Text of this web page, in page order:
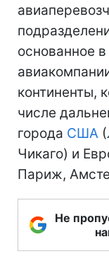
основанное
континенты,
числе
города США
Чикаго) и
Париж,
Не